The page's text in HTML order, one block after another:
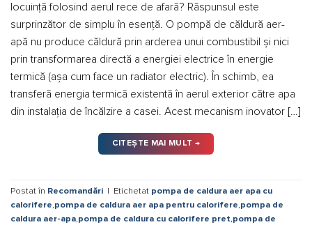
locuință folosind aerul rece de afară? Răspunsul este
surprinzător de simplu în esență. O pompă de căldură aer-
apă nu produce căldură prin arderea unui combustibil și nici
prin transformarea directă a energiei electrice în energie
termică (așa cum face un radiator electric). În schimb, ea
transferă energia termică existentă în aerul exterior către apa
din instalația de încălzire a casei. Acest mecanism inovator […]
CITEȘTE MAI MULT →
Postat în Recomandări Etichetat pompa de caldura aer apa cu
calorifere,pompa de caldura aer apa pentru calorifere,pompa de
caldura aer-apa,pompa de caldura cu calorifere pret,pompa de